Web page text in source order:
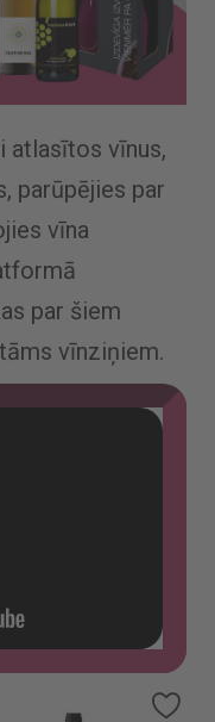
atlasītos vīnus,
parūpējies par
vīna
par šiem
vīnziņiem.